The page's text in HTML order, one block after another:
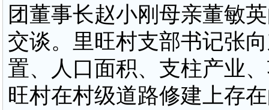
团董事长赵小刚母亲董敏
交谈。里旺村支部书记张
置、人口面积、支柱产业
旺村在村级道路修建上存